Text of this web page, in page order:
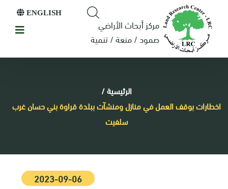
مركز أبحاث الأراضي
صمود / منعة / تنمية
ENGLISH
الرئيسية/
اخطارات بوقف العمل في منازل ومنشآت ببلدة قراوة بني حسان غرب
سلفيت
2023-09-06